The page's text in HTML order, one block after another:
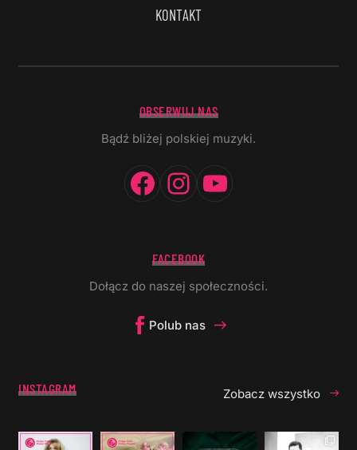
KONTAKT
OBSERWUJ NAS
Bądź bliżej polskiej muzyki.
Facebook
Instagram
FACEBOOK
Dołącz do naszej społeczności.
Polub nas
INSTAGRAM Zobacz wszystko